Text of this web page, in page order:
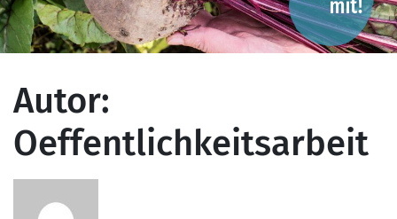
Autor:
Oeffentlichkeitsarbeit